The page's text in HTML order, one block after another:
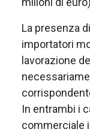
La presenza
importatori
lavorazione
In entrambi i
commerciale